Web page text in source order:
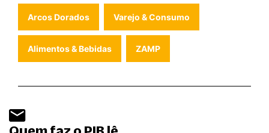
Arcos Dorados Varejo & Consumo
Alimentos & Bebidas ZAMP